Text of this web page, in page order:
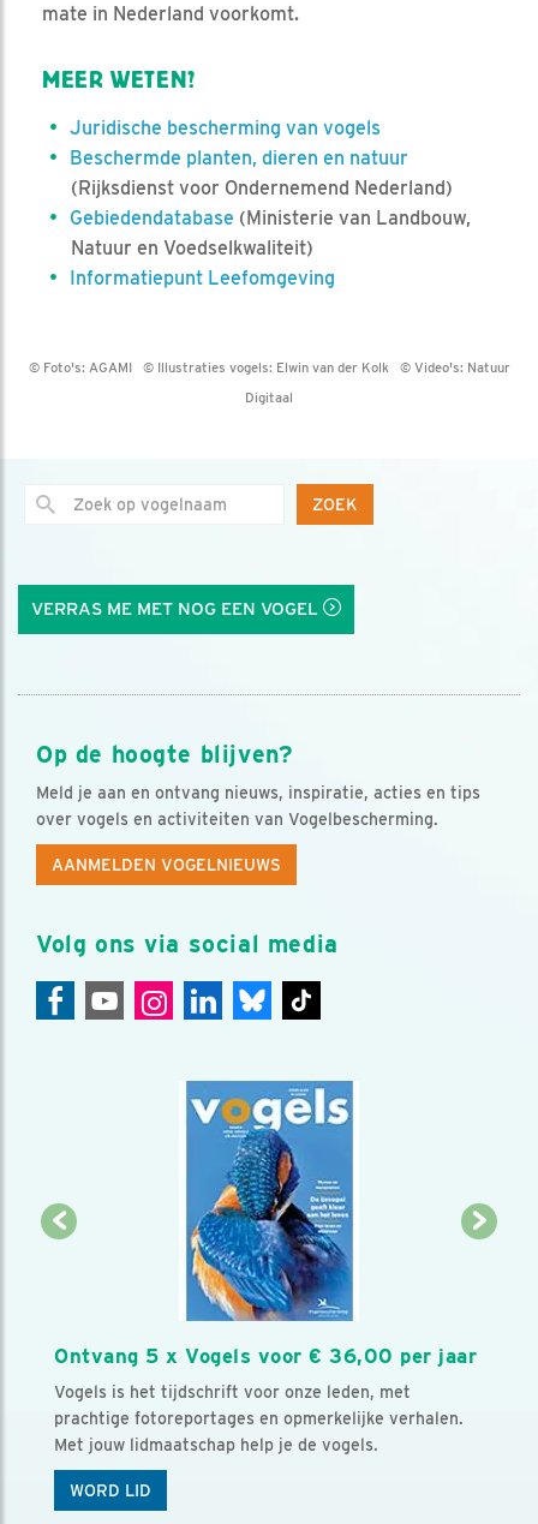
mate in Nederland voorkomt.
MEER WETEN?
Juridische bescherming van vogels
Beschermde planten, dieren en natuur
(Rijksdienst voor Ondernemend Nederland)
Gebiedendatabase (Ministerie van Landbouw,
Natuur en Voedselkwaliteit)
Informatiepunt Leefomgeving
© Foto's: AGAMI© Illustraties vogels: Elwin van der Kolk © Video's: Natuur
Digitaal
ZOEK
VERRAS ME MET NOG EEN VOGEL
Op de hoogte blijven?
Meld je aan en ontvang nieuws, inspiratie, acties en tips
over vogels en activiteiten van Vogelbescherming.
AANMELDEN VOGELNIEUWS
Volg ons via social media
Ontvang 5 x Vogels voor € 36,00 per jaar
Vogels is het tijdschrift voor onze leden, met
prachtige fotoreportages en opmerkelijke verhalen.
Met jouw lidmaatschap help je de vogels.
WORD LID